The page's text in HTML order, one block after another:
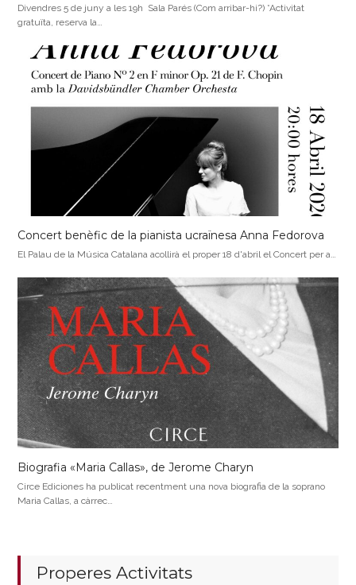
Divendres 5 de juny a les 19h Sala Parés (Com arribar-hi?) *Activitat
gratuïta, reserva la…
Concert benèfic de la pianista ucraïnesa Anna Fedorova
El Palau de la Música Catalana acollirà el proper 18 d'abril el Concert per a…
Biografia «Maria Callas», de Jerome Charyn
Circe Ediciones ha publicat recentment una nova biografia de la soprano
Maria Callas, a càrrec…
Properes Activitats